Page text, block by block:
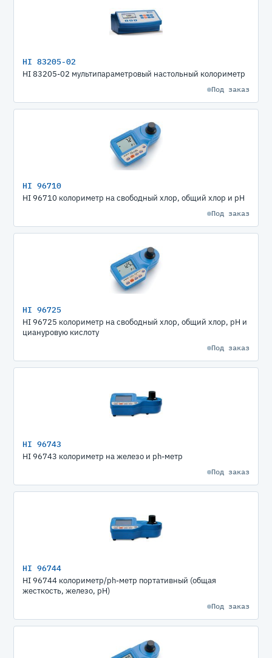
HI 83205-02
HI 83205-02 мультипараметровый настольный колориметр
Под заказ
HI 96710
HI 96710 колориметр на свободный хлор, общий хлор и pH
Под заказ
HI 96725
HI 96725 колориметр на свободный хлор, общий хлор, рН и
циануровую кислоту
Под заказ
HI 96743
HI 96743 колориметр на железо и ph-метр
Под заказ
HI 96744
HI 96744 колориметр/ph-метр портативный (общая
жесткость, железо, pH)
Под заказ